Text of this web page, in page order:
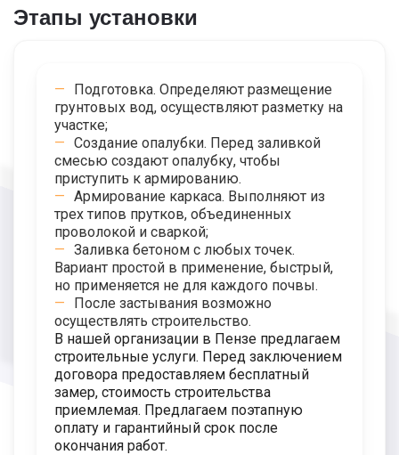
Этапы установки
Подготовка. Определяют размещение
грунтовых вод, осуществляют разметку на
участке;
Создание опалубки. Перед заливкой
смесью создают опалубку, чтобы
приступить к армированию.
Армирование каркаса. Выполняют из
трех типов прутков, объединенных
проволокой и сваркой;
Заливка бетоном с любых точек.
Вариант простой в применение, быстрый,
но применяется не для каждого почвы.
После застывания возможно
осуществлять строительство.
В нашей организации в Пензе предлагаем
строительные услуги. Перед заключением
договора предоставляем бесплатный
замер, стоимость строительства
приемлемая. Предлагаем поэтапную
оплату и гарантийный срок после
окончания работ.